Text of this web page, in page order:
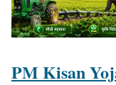
PM Kisan